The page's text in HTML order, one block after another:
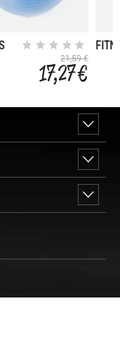
21,59 €
17,27 €